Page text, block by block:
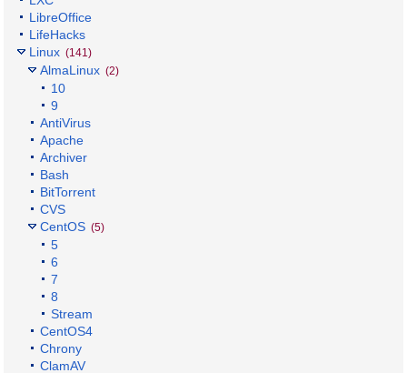
LibreOffice
LifeHacks
Linux (141)
AlmaLinux (2)
10
9
AntiVirus
Apache
Archiver
Bash
BitTorrent
CVS
CentOS (5)
5
6
7
8
Stream
CentOS4
Chrony
ClamAV